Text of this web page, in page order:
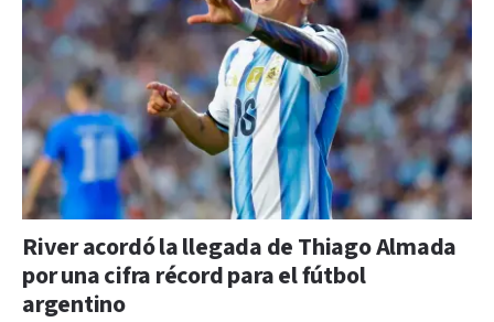
River acordó la llegada de Thiago Almada
por una cifra récord para el fútbol
argentino